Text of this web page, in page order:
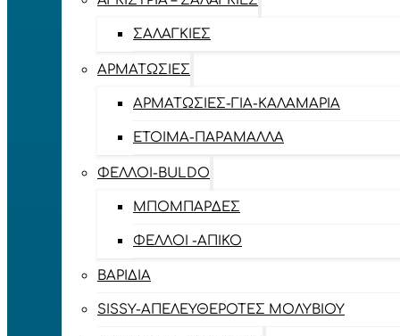
ΣΑΛΑΓΚΙΈΣ
ΑΡΜΑΤΩΣΙΈΣ
ΑΡΜΑΤΩΣΙΈΣ-ΓΙΑ-ΚΑΛΑΜΆΡΙΑ
ΈΤΟΙΜΑ-ΠΑΡΆΜΑΛΛΑ
ΦΕΛΛΟΊ-BULDO
ΜΠΟΜΠΆΡΔΕΣ
ΦΕΛΛΟΊ -ΑΠΊΚΟ
ΒΑΡΊΔΙΑ
SISSY-ΑΠΕΛΕΥΘΕΡΟΤΈΣ ΜΟΛΥΒΙΟΎ